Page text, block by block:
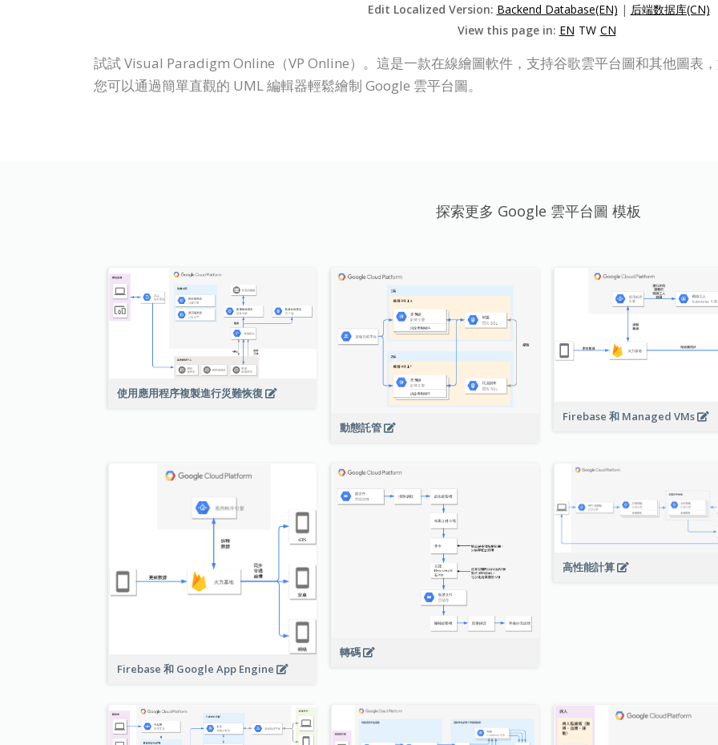
Edit Localized Version: Backend Database(EN) | 后端数据库(CN)
View this page in: EN TW CN
試試 Visual Paradigm Online（VP Online）。這是一款在線繪圖軟件，支持谷歌雲平台圖和其他圖表
您可以通過簡單直觀的 UML 編輯器輕鬆繪制 Google 雲平台圖。
探索更多 Google 雲平台圖 模板
使用應用程序複製進行災難恢復
動態託管
Firebase 和 Managed VMs
Firebase 和 Google App Engine
轉碼
高性能計算